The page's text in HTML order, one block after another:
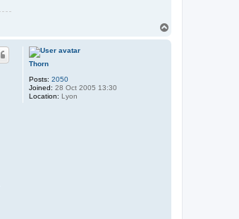
Thorn
Posts: 2050
Joined: 28 Oct 2005 13:30
Location: Lyon